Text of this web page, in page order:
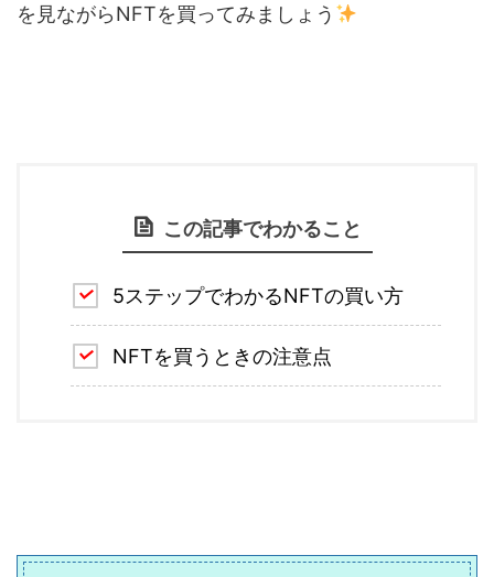
を見ながらNFTを買ってみましょう
この記事でわかること
5ステップでわかるNFTの買い方
NFTを買うときの注意点